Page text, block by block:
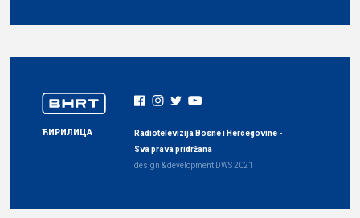
ЋИРИЛИЦА
Radiotelevizija Bosne i Hercegovine -
Sva prava pridržana
design & development DWS2021